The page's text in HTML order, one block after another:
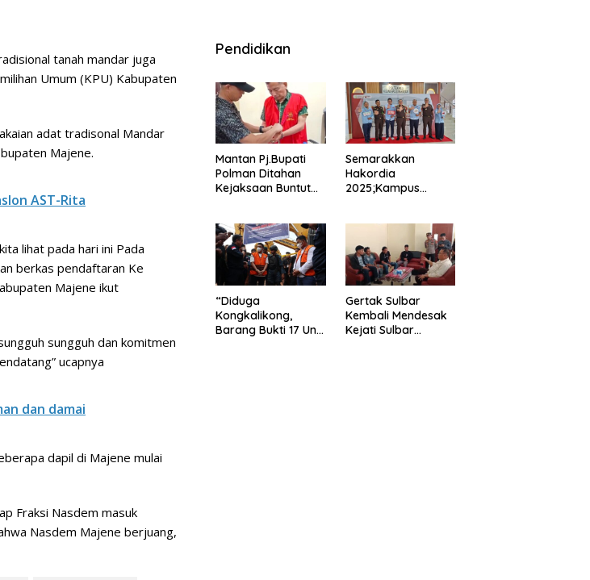
tanah mandar juga
Umum (KPU) Kabupaten
adat tradisonal Mandar
Majene.
AST-Rita
lihat pada hari ini Pada
berkas pendaftaran Ke
Majene ikut
sungguh dan komitmen
ucapnya
dan damai
dapil di Majene mulai
Fraksi Nasdem masuk
Nasdem Majene berjuang,
Pendidikan
Mantan Pj.Bupati
Polman Ditahan
Kejaksaan Buntut
Seragam Linmas
Pemilu
Semarakkan
Hakordia
2025;Kampus
Gelar” Satukan Aksi
Basmi Korupsi “
“Diduga
Kongkalikong,
Barang Bukti 17 Unit
Gertak Sulbar
Kembali Mendesak
Kejati Sulbar